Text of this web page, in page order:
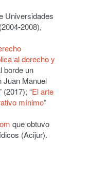
Universidades
2008),
al derecho y
borde un
Juan Manuel
(2017); “El arte
mínimo”
que obtuvo
(Acijur).